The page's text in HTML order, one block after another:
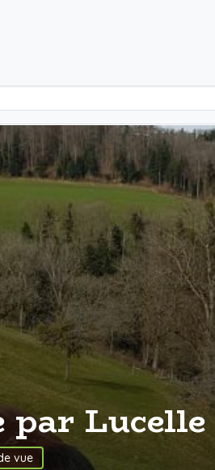
par Lucelle
vue